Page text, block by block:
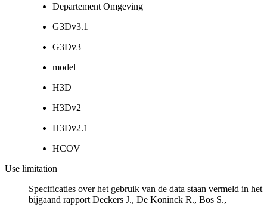
Departement Omgeving
G3Dv3.1
G3Dv3
model
H3D
H3Dv2
H3Dv2.1
HCOV
Use limitation
Specificaties over het gebruik van de data staan vermeld in het
bijgaand rapport Deckers J., De Koninck R., Bos S.,